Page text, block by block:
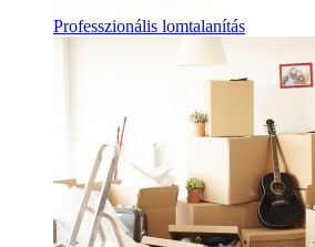
Professzionális lomtalanítás